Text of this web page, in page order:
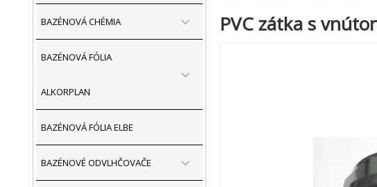
BAZÉNOVÁ CHÉMIA
BAZÉNOVÁ FÓLIA
ALKORPLAN
BAZÉNOVÁ FÓLIA ELBE
BAZÉNOVÉ ODVLHČOVAČE
PVC zátka s